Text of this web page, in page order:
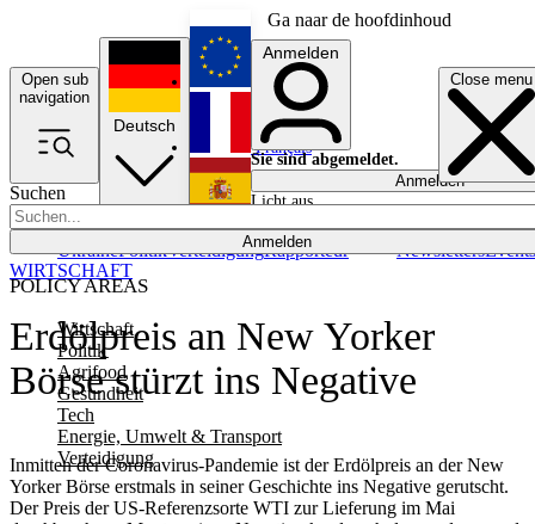
Ga naar de hoofdinhoud
Open sub
navigation
Close menu
Suchen
Anmelden
POLICY AREAS
Wirtschaft
Politik
Agrifood
Gesundheit
Tech
Energie, Umwelt & Transport
Verteidigung
UkrainePolitikVerteidigungRapporteur NewslettersEvents
Deutsch
English
Français
Anmelden
Sie sind abgemeldet.
Anmelden
Licht aus
Erdölpreis an New Yorker
Börse stürzt ins Negative
Inmitten der Coronavirus-Pandemie ist der Erdölpreis an der New
Yorker Börse erstmals in seiner Geschichte ins Negative gerutscht.
Der Preis der US-Referenzsorte WTI zur Lieferung im Mai
WIRTSCHAFT